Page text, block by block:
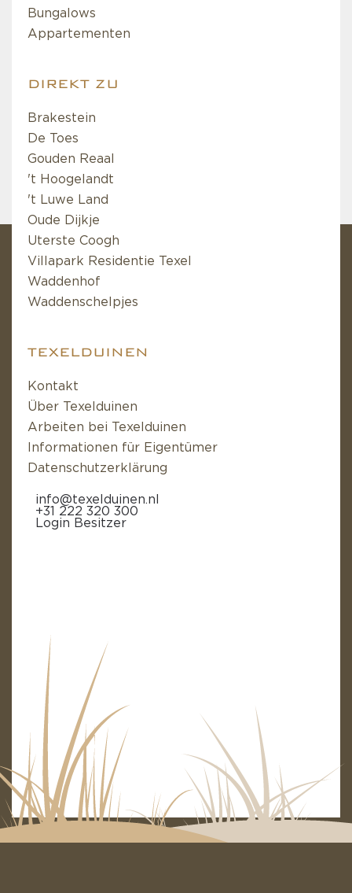
Bungalows
Appartementen
DIREKT ZU
Brakestein
De Toes
Gouden Reaal
't Hoogelandt
't Luwe Land
Oude Dijkje
Uterste Coogh
Villapark Residentie Texel
Waddenhof
Waddenschelpjes
TEXELDUINEN
Kontakt
Über Texelduinen
Arbeiten bei Texelduinen
Informationen für Eigentümer
Datenschutzerklärung
info@texelduinen.nl
+31 222 320 300
Login Besitzer